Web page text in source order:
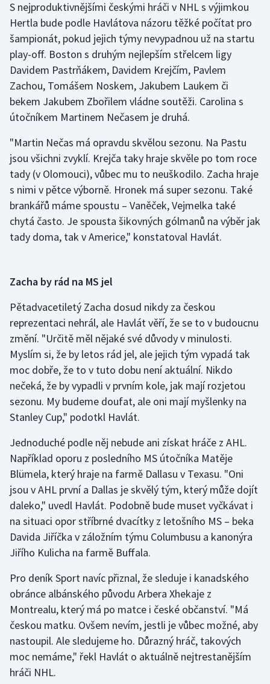
S nejproduktivnějšími českými hráči v NHL s výjimkou
Hertla bude podle Havlátova názoru těžké počítat pro
šampionát, pokud jejich týmy nevypadnou už na startu
play-off. Boston s druhým nejlepším střelcem ligy
Davidem Pastrňákem, Davidem Krejčím, Pavlem
Zachou, Tomášem Noskem, Jakubem Laukem či
bekem Jakubem Zbořilem vládne soutěži. Carolina s
útočníkem Martinem Nečasem je druhá.
"Martin Nečas má opravdu skvělou sezonu. Na Pastu
jsou všichni zvyklí. Krejča taky hraje skvěle po tom roce
tady (v Olomouci), vůbec mu to neuškodilo. Zacha hraje
s nimi v pětce výborně. Hronek má super sezonu. Také
brankářů máme spoustu – Vaněček, Vejmelka také
chytá často. Je spousta šikovných gólmanů na výběr jak
tady doma, tak v Americe," konstatoval Havlát.
Zacha by rád na MS jel
Pětadvacetiletý Zacha dosud nikdy za českou
reprezentaci nehrál, ale Havlát věří, že se to v budoucnu
změní. "Určitě měl nějaké své důvody v minulosti.
Myslím si, že by letos rád jel, ale jejich tým vypadá tak
moc dobře, že to v tuto dobu není aktuální. Nikdo
nečeká, že by vypadli v prvním kole, jak mají rozjetou
sezonu. My budeme doufat, ale oni mají myšlenky na
Stanley Cup," podotkl Havlát.
Jednoduché podle něj nebude ani získat hráče z AHL.
Například oporu z posledního MS útočníka Matěje
Blümela, který hraje na farmě Dallasu v Texasu. "Oni
jsou v AHL první a Dallas je skvělý tým, který může dojít
daleko," uvedl Havlát. Podobně bude muset vyčkávat i
na situaci opor stříbrné dvacítky z letošního MS – beka
Davida Jiříčka v záložním týmu Columbusu a kanonýra
Jiřího Kulicha na farmě Buffala.
Pro deník Sport navíc přiznal, že sleduje i kanadského
obránce albánského původu Arbera Xhekaje z
Montrealu, který má po matce i české občanství. "Má
českou matku. Ovšem nevím, jestli je vůbec možné, aby
nastoupil. Ale sledujeme ho. Důrazný hráč, takových
moc nemáme," řekl Havlát o aktuálně nejtrestanějším
hráči NHL.